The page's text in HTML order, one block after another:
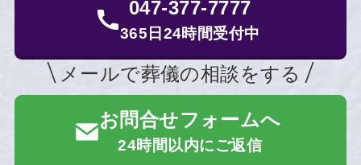
047-377-7777
365日24時間受付中
メールで葬儀の相談をする
お問合せフォームへ
24時間以内にご返信